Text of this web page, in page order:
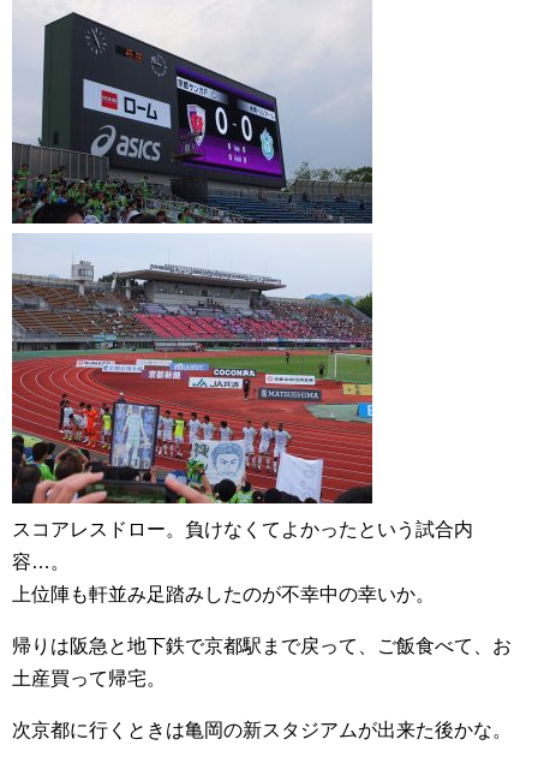
スコアレスドロー。負けなくてよかったという試合内
容…。
上位陣も軒並み足踏みしたのが不幸中の幸いか。
帰りは阪急と地下鉄で京都駅まで戻って、ご飯食べて、お
土産買って帰宅。
次京都に行くときは亀岡の新スタジアムが出来た後かな。